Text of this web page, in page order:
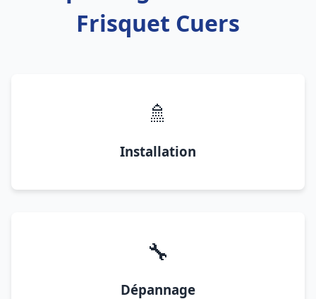
Frisquet Cuers
🚿
Installation
🔧
Dépannage